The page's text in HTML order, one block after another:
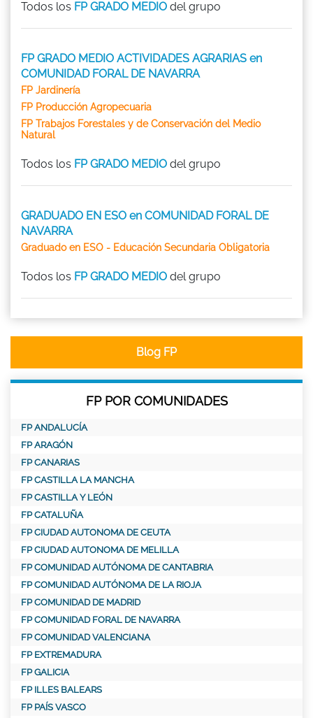
Todos los FP GRADO MEDIO del grupo
FP GRADO MEDIO ACTIVIDADES AGRARIAS en
COMUNIDAD FORAL DE NAVARRA
FP Jardinería
FP Producción Agropecuaria
FP Trabajos Forestales y de Conservación del Medio
Natural
Todos los FP GRADO MEDIO del grupo
GRADUADO EN ESO en COMUNIDAD FORAL DE
NAVARRA
Graduado en ESO - Educación Secundaria Obligatoria
Todos los FP GRADO MEDIO del grupo
Blog FP
FP POR COMUNIDADES
FP ANDALUCÍA
FP ARAGÓN
FP CANARIAS
FP CASTILLA LA MANCHA
FP CASTILLA Y LEÓN
FP CATALUÑA
FP CIUDAD AUTONOMA DE CEUTA
FP CIUDAD AUTONOMA DE MELILLA
FP COMUNIDAD AUTÓNOMA DE CANTABRIA
FP COMUNIDAD AUTÓNOMA DE LA RIOJA
FP COMUNIDAD DE MADRID
FP COMUNIDAD FORAL DE NAVARRA
FP COMUNIDAD VALENCIANA
FP EXTREMADURA
FP GALICIA
FP ILLES BALEARS
FP PAÍS VASCO